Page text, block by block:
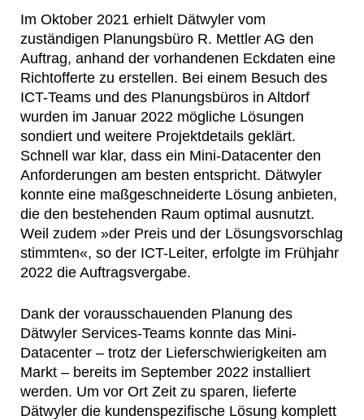
Im Oktober 2021 erhielt Dätwyler vom
zuständigen Planungsbüro R. Mettler AG den
Auftrag, anhand der vorhandenen Eckdaten eine
Richtofferte zu erstellen. Bei einem Besuch des
ICT-Teams und des Planungsbüros in Altdorf
wurden im Januar 2022 mögliche Lösungen
sondiert und weitere Projektdetails geklärt.
Schnell war klar, dass ein Mini-Datacenter den
Anforderungen am besten entspricht. Dätwyler
konnte eine maßgeschneiderte Lösung anbieten,
die den bestehenden Raum optimal ausnutzt.
Weil zudem »der Preis und der Lösungsvorschlag
stimmten«, so der ICT-Leiter, erfolgte im Frühjahr
2022 die Auftragsvergabe.
Dank der vorausschauenden Planung des
Dätwyler Services-Teams konnte das Mini-
Datacenter – trotz der Lieferschwierigkeiten am
Markt – bereits im September 2022 installiert
werden. Um vor Ort Zeit zu sparen, lieferte
Dätwyler die kundenspezifische Lösung komplett